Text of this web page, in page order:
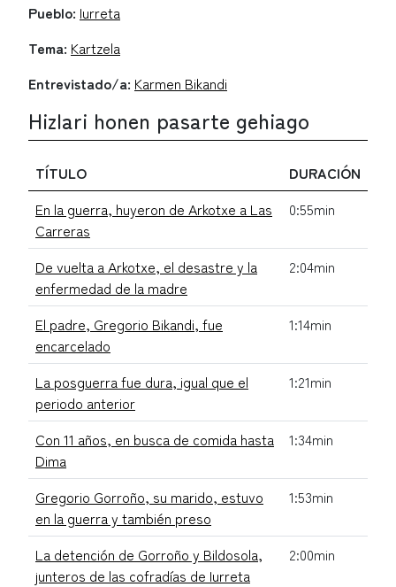
Pueblo: Iurreta
Tema: Kartzela
Entrevistado/a: Karmen Bikandi
Hizlari honen pasarte gehiago
TÍTULO
DURACIÓN
En la guerra, huyeron de Arkotxe a Las
Carreras
0:55min
De vuelta a Arkotxe, el desastre y la
enfermedad de la madre
2:04min
El padre, Gregorio Bikandi, fue
encarcelado
1:14min
La posguerra fue dura, igual que el
periodo anterior
1:21min
Con 11 años, en busca de comida hasta
Dima
1:34min
Gregorio Gorroño, su marido, estuvo
en la guerra y también preso
1:53min
La detención de Gorroño y Bildosola,
junteros de las cofradías de Iurreta
2:00min